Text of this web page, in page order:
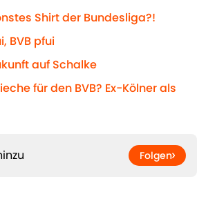
Shirt der Bundesliga?!
BVB pfui
auf Schalke
für den BVB? Ex-Kölner als
Folgen